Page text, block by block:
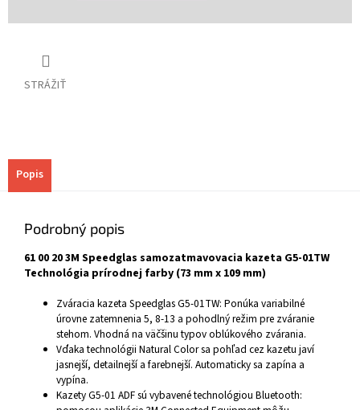
STRÁŽIŤ
Popis
Podrobný popis
61 00 20 3M Speedglas samozatmavovacia kazeta G5-01TW
Technológia prírodnej farby (73 mm x 109 mm)
Zváracia kazeta Speedglas G5-01TW: Ponúka variabilné
úrovne zatemnenia 5, 8-13 a pohodlný režim pre zváranie
stehom. Vhodná na väčšinu typov oblúkového zvárania.
Vďaka technológii Natural Color sa pohľad cez kazetu javí
jasnejší, detailnejší a farebnejší. Automaticky sa zapína a
vypína.
Kazety G5-01 ADF sú vybavené technológiou Bluetooth: